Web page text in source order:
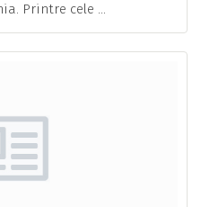
Printre cele ...